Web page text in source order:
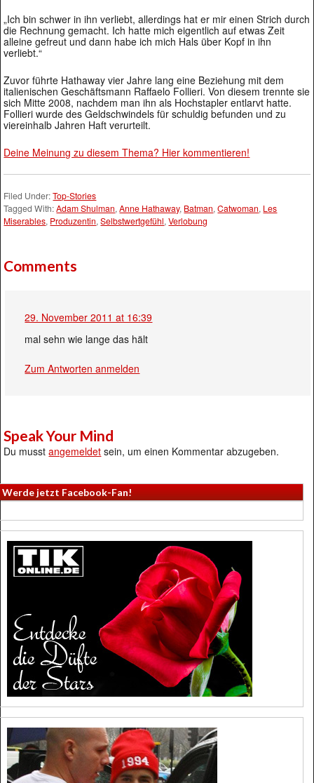
„Ich bin schwer in ihn verliebt, allerdings hat er mir einen Strich durch
die Rechnung gemacht. Ich hatte mich eigentlich auf etwas Zeit
alleine gefreut und dann habe ich mich Hals über Kopf in ihn
verliebt.“
Zuvor führte Hathaway vier Jahre lang eine Beziehung mit dem
italienischen Geschäftsmann Raffaelo Follieri. Von diesem trennte sie
sich Mitte 2008, nachdem man ihn als Hochstapler entlarvt hatte.
Follieri wurde des Geldschwindels für schuldig befunden und zu
viereinhalb Jahren Haft verurteilt.
Deine Meinung zu diesem Thema? Hier kommentieren!
Filed Under:Top-Stories
Tagged With:Adam Shulman,Anne Hathaway, Batman,Catwoman, Les
Miserables, Produzentin,Selbstwertgefühl,Verlobung
Comments
29. November 2011 at 16:39
mal sehn wie lange das hält
Zum Antworten anmelden
Speak Your Mind
Du musstangemeldet sein, um einen Kommentar abzugeben.
Werde jetzt Facebook-Fan!